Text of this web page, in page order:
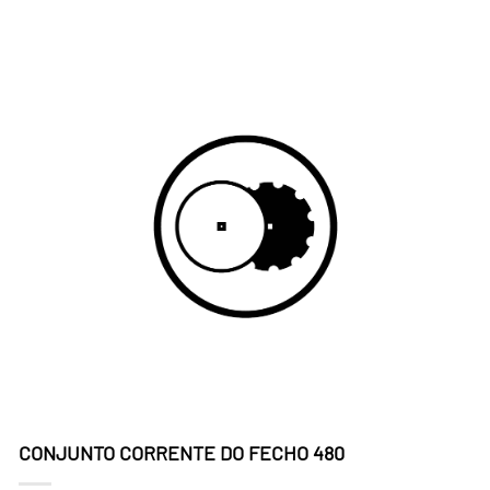
CONJUNTO CORRENTE DO FECHO 480